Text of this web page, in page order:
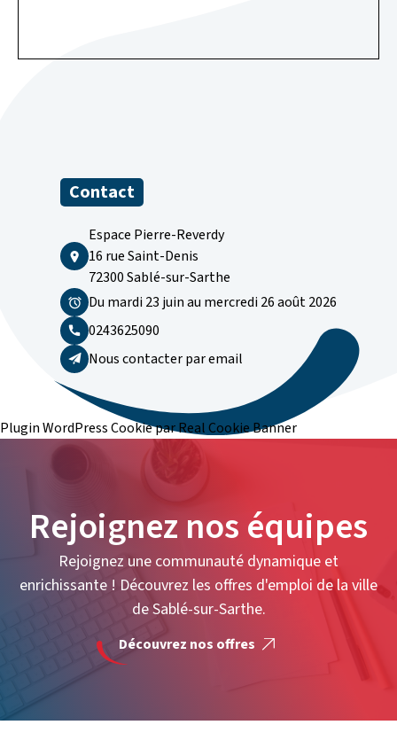
Contact
Espace Pierre-Reverdy
16 rue Saint-Denis
72300 Sablé-sur-Sarthe
Du mardi 23 juin au mercredi 26 août 2026
0243625090
Nous contacter par email
Plugin WordPress Cookie par Real Cookie Banner
Rejoignez nos équipes
Rejoignez une communauté dynamique et
enrichissante ! Découvrez les offres d'emploi de la ville
de Sablé-sur-Sarthe.
Découvrez nos offres